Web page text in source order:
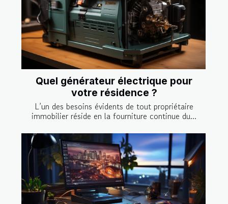
Quel générateur électrique pour
votre résidence ?
L’un des besoins évidents de tout propriétaire
immobilier réside en la fourniture continue du...